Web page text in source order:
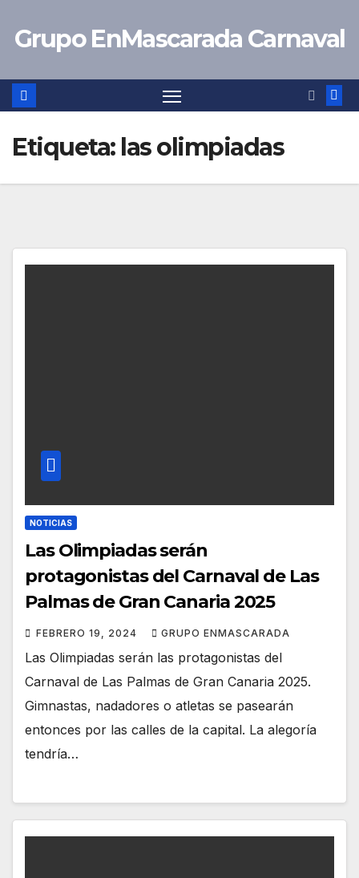
Grupo EnMascarada Carnaval
Etiqueta: las olimpiadas
NOTICIAS
Las Olimpiadas serán
protagonistas del Carnaval de Las
Palmas de Gran Canaria 2025
FEBRERO 19, 2024 GRUPO ENMASCARADA
Las Olimpiadas serán las protagonistas del
Carnaval de Las Palmas de Gran Canaria 2025.
Gimnastas, nadadores o atletas se pasearán
entonces por las calles de la capital. La alegoría
tendría…